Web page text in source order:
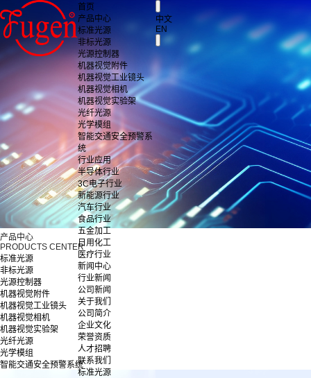
首页
产品中心
标准光源
非标光源
光源控制器
机器视觉附件
机器视觉工业镜头
机器视觉相机
机器视觉实验架
光纤光源
光学模组
智能交通安全预警系
统
行业应用
半导体行业
3C电子行业
新能源行业
汽车行业
食品行业
五金加工
日用化工
医疗行业
新闻中心
行业新闻
公司新闻
关于我们
公司简介
企业文化
荣誉资质
人才招聘
联系我们
标准光源
中文
EN
产品中心
PRODUCTS CENTER
标准光源
非标光源
光源控制器
机器视觉附件
机器视觉工业镜头
机器视觉相机
机器视觉实验架
光纤光源
光学模组
智能交通安全预警系统